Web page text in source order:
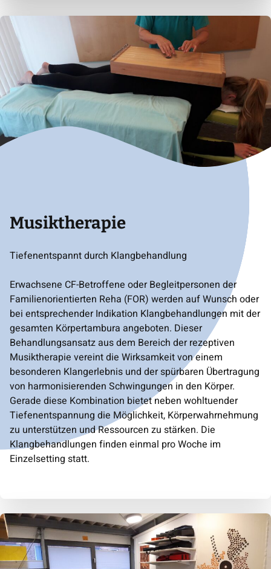
Musiktherapie
Tiefenentspannt durch Klangbehandlung
Erwachsene CF-Betroffene oder Begleitpersonen der
Familienorientierten Reha (FOR) werden auf Wunsch oder
bei entsprechender Indikation Klangbehandlungen mit der
gesamten Körpertambura angeboten. Dieser
Behandlungsansatz aus dem Bereich der rezeptiven
Musiktherapie vereint die Wirksamkeit von einem
besonderen Klangerlebnis und der spürbaren Übertragung
von harmonisierenden Schwingungen in den Körper.
Gerade diese Kombination bietet neben wohltuender
Tiefenentspannung die Möglichkeit, Körperwahrnehmung
zu unterstützen und Ressourcen zu stärken. Die
Klangbehandlungen finden einmal pro Woche im
Einzelsetting statt.